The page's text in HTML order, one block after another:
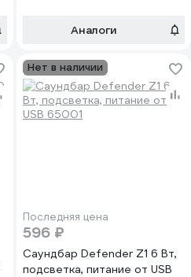
Аналоги
Нет в наличии
Последняя цена
596 ₽
Саундбар Defender Z1 6 Вт,
подсветка, питание от USB